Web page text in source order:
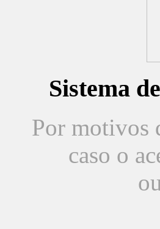
Sistema
Por motivos
caso o